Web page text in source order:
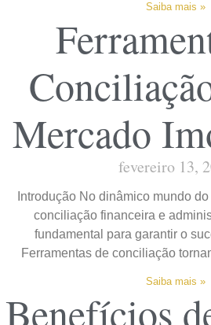
Saiba mais »
Mercado
fevereiro 13,
Introdução No dinâmico mundo
conciliação financeira e
fundamental para garantir o
Ferramentas de conciliação
Saiba mais »
Benefícios